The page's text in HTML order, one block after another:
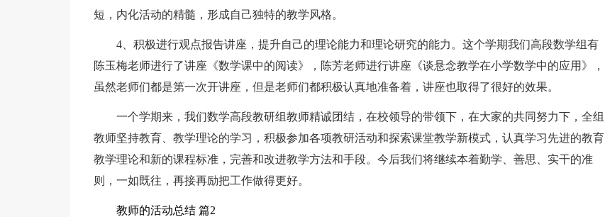
短，内化活动的精髓，形成自己独特的教学风格。
4、积极进行观点报告讲座，提升自己的理论能力和理论研究的能力。这个学期我们高段数学组有
陈玉梅老师进行了讲座《数学课中的阅读》，陈芳老师进行讲座《谈悬念教学在小学数学中的应用》，
虽然老师们都是第一次开讲座，但是老师们都积极认真地准备着，讲座也取得了很好的效果。
一个学期来，我们数学高段教研组教师精诚团结，在校领导的带领下，在大家的共同努力下，全组
教师坚持教育、教学理论的学习，积极参加各项教研活动和探索课堂教学新模式，认真学习先进的教育
教学理论和新的课程标准，完善和改进教学方法和手段。今后我们将继续本着勤学、善思、实干的准
则，一如既往，再接再励把工作做得更好。
教师的活动总结 篇2